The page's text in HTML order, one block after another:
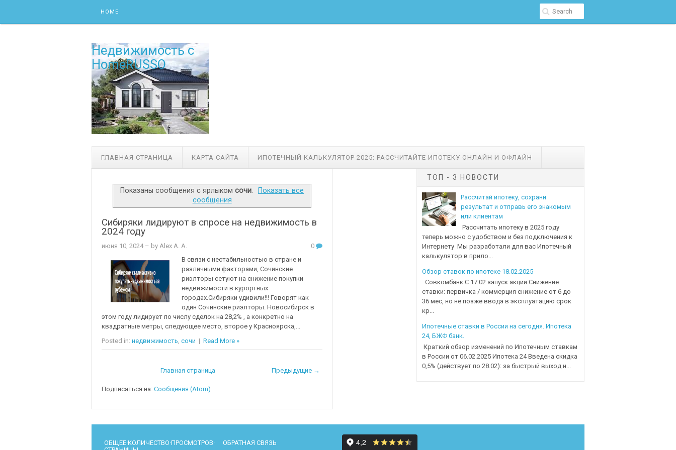
HOME
Недвижимость с
HomeRUSSO
ГЛАВНАЯ СТРАНИЦА КАРТА САЙТА ИПОТЕЧНЫЙ КАЛЬКУЛЯТОР 2025: РАССЧИТАЙТЕ ИПОТЕКУ ОНЛАЙН И ОФЛАЙН
Показаны сообщения с ярлыкомсочи.
Показать все
сообщения
Сибиряки лидируют в спросе на недвижимость в
2024 году
июня 10, 2024– by Alex A. A.
0
В связи с нестабильностью в стране и
различными факторами, Сочинские
риэлторы сетуют на снижение покупки
недвижимости в курортных
городах.Сибиряки удивили!!! Говорят как
один Сочинские риэлторы. Новосибирск в
этом году лидирует по числу сделок на 28,2% , а конкретно на
квадратные метры, следующее место, второе у Красноярска,...
Posted in: недвижимость, сочи | Read More »
Предыдущие →
Главная страница
Подписаться на: Сообщения (Atom)
ТОП - 3 НОВОСТИ
Рассчитай ипотеку, сохрани
результат и отправь его знакомым
или клиентам
Рассчитать ипотеку в 2025 году
теперь можно с удобством и без подключения к
Интернету Мы разработали для вас Ипотечный
калькулятор в прило...
Обзор ставок по ипотеке 18.02.2025
Совкомбанк С 17.02 запуск акции Снижение
ставки: первичка / коммерция снижение от 6 до
36 мес, но не позже ввода в эксплуатацию срок
кр...
Ипотечные ставки в России на сегодня. Ипотека
24, БЖФ банк.
Краткий обзор изменений по Ипотечным ставкам
в России от 06.02.2025 Ипотека 24 Введена скидка
0,5% (действует по 28.02): за быстрый выход н...
ОБЩЕЕ·КОЛИЧЕСТВО·ПРОСМОТРОВ·
ОБРАТНАЯ СВЯЗЬ